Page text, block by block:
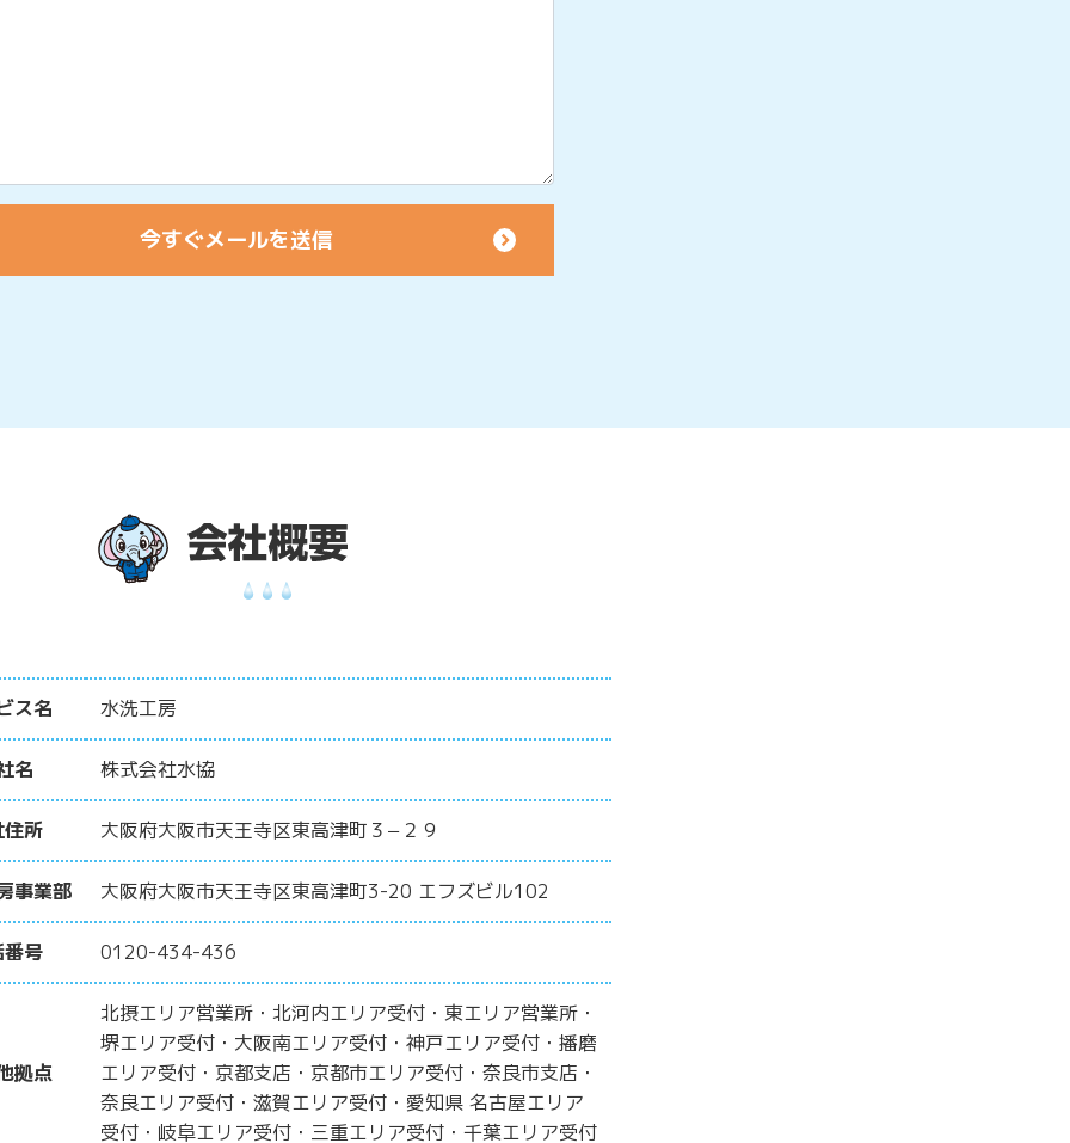
ス名 水洗工房
名 株式会社水協
所 大阪府大阪市天王寺区東高津町３−２９
事業部 大阪府大阪市天王寺区東高津町3-20 エフズビル102
号 0120-434-436
拠点
北摂エリア営業所・北河内エリア受付・東エリア営業所・
堺エリア受付・大阪南エリア受付・神戸エリア受付・播磨
エリア受付・京都支店・京都市エリア受付・奈良市支店・
奈良エリア受付・滋賀エリア受付・愛知県 名古屋エリア
受付・岐阜エリア受付・三重エリア受付・千葉エリア受付